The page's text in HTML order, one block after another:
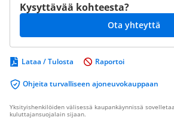
Kysyttävää kohteesta?
Ota yhteyttä
Lataa / Tulosta
Ohjeita turvalliseen ajoneuvokauppaan
Raportoi
Yksityishenkilöiden välisessä kaupankäynnissä
kuluttajansuojalain sijaan.